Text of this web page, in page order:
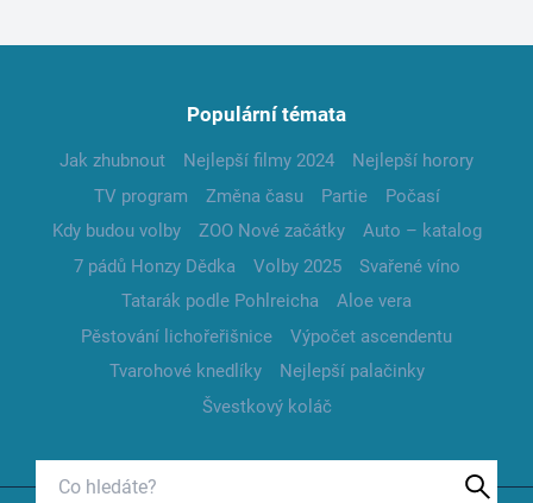
Populární témata
Jak zhubnout Nejlepší filmy 2024
Nejlepší horory
TV program
Změna času Partie
Počasí
Kdy budou volby
ZOO Nové začátky
Auto – katalog
7 pádů Honzy Dědka
Volby 2025
Svařené víno
Tatarák podle Pohlreicha
Aloe vera
Pěstování lichořeřišnice
Výpočet ascendentu
Tvarohové knedlíky
Nejlepší palačinky
Švestkový koláč